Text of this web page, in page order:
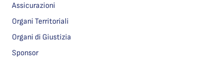
Assicurazioni
Organi Territoriali
Organi di Giustizia
Sponsor